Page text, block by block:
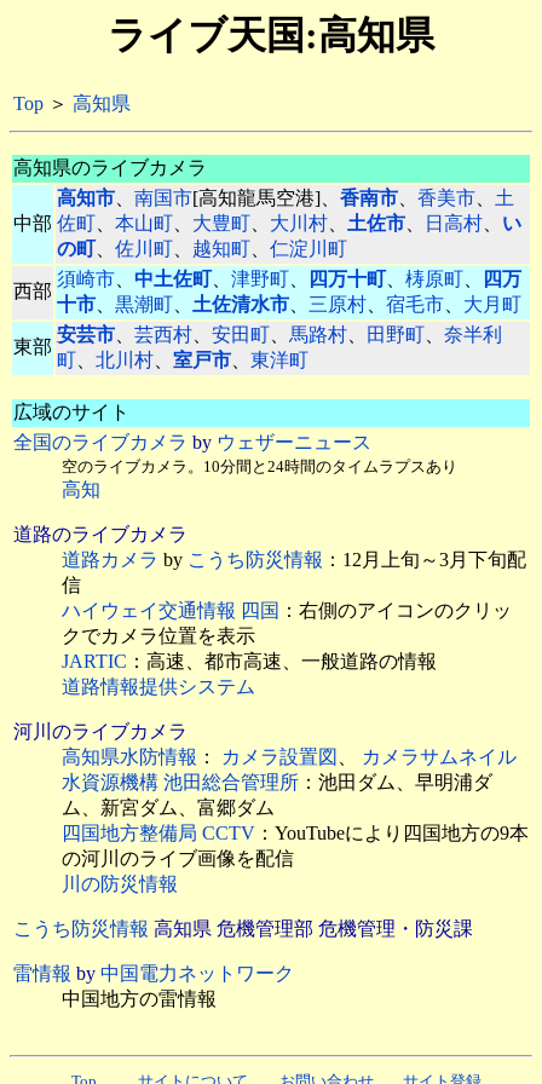
ライブ天国:高知県
Top ＞ 高知県
高知県のライブカメラ
中部
高知市、 南国市[高知龍馬空港]、 香南市、 香美市、 土
佐町、 本山町、 大豊町、 大川村、 土佐市、 日高村、 い
の町、 佐川町、 越知町、 仁淀川町
西部
須崎市、 中土佐町、 津野町、 四万十町、 梼原町、
四万
十市、 黒潮町、 土佐清水市、 三原村、 宿毛市、 大月町
東部
安芸市、 芸西村、 安田町、 馬路村、 田野町、 奈半利
町、 北川村、 室戸市、 東洋町
広域のサイト
全国のライブカメラ by ウェザーニュース
空のライブカメラ。10分間と24時間のタイムラプスあり
高知
道路のライブカメラ
道路カメラ by こうち防災情報 ：12月上旬～3月下旬配
信
ハイウェイ交通情報 四国 ：右側のアイコンのクリッ
クでカメラ位置を表示
JARTIC ：高速、都市高速、一般道路の情報
道路情報提供システム
河川のライブカメラ
高知県水防情報 ： カメラ設置図 、
カメラサムネイル
水資源機構 池田総合管理所 ：池田ダム、早明浦ダ
ム、新宮ダム、富郷ダム
四国地方整備局 CCTV ：YouTubeにより四国地方の9本
の河川のライブ画像を配信
川の防災情報
こうち防災情報 高知県 危機管理部 危機管理・防災課
雷情報 by 中国電力ネットワーク
中国地方の雷情報